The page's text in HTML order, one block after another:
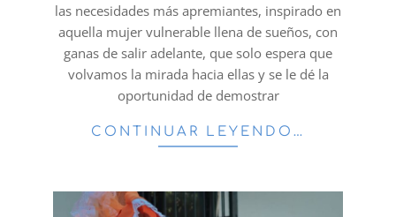
las necesidades más apremiantes, inspirado en
aquella mujer vulnerable llena de sueños, con
ganas de salir adelante, que solo espera que
volvamos la mirada hacia ellas y se le dé la
oportunidad de demostrar
CONTINUAR LEYENDO…